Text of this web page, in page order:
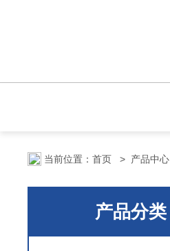
当前位置： 首页 > 产品中心
产品分类